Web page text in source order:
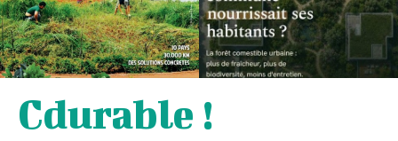
Cdurable !